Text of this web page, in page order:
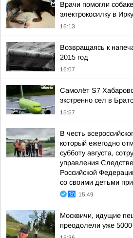
Врачи помогли
электрокосилку в
16:13
Возвращаясь к
2015 год
16:07
Самолёт S7
экстренно сел в
15:57
В честь
который ежегодно
субботу августа,
управления
Российской
со своими детьми
15:49
Москвичи, идущие
преодолели уже